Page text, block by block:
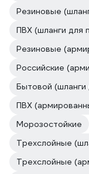
Резиновые
ПВХ (шланги для
Резиновые
Российские
Бытовой (шланги
ПВХ
Морозостойкие
Трехслойные
Трехслойные